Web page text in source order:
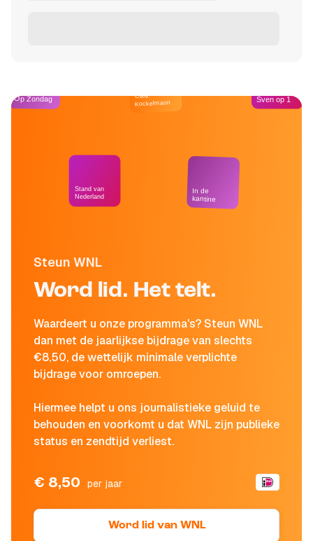
Steun WNL
Word lid. Het telt.
Waardeert u onze programma's? Steun WNL
dan met de jaarlijkse bijdrage van slechts
€8,50, de wettelijk minimale verplichte
bijdrage voor omroepen.
Hiermee helpt u ons journalistieke geluid te
behouden en voorkomt u dat WNL zijn publieke
status en zendtijd verliest.
€ 8,50 per jaar
Word lid van WNL
Op Zondag
Stand van
Nederland
Café
Kockelmann
In de
kantine
Sven op 1